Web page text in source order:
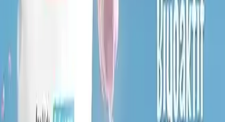
Ürün, yüksek bir müşteri memnuniyeti oranıyla dikkat çeker. 4.7
puanlık değerlendirmesi, kullanıcıların büyük çoğunluğunun ürünü
olumlu bulduğunu gösterir. Kullanıcılar, özellikle ürünün
çocuklar
ve diş temizliği üzerindeki etkisi
konusunda memnuniyetlerini dile getirir.
Bazı kullanıcılar, ürünün diş etlerine nazik olması ve tahrişi önlemesi
sayesinde, hassas çocukların bile güvenle kullanabildiğini belirtir.
Ayrıca, pratik kullanımı ve 50 ml’lik ambalajı sayesinde,
seyahatlerde veya günlük rutinlerde kolayca taşınabilir olmasını
Sonuç: Sağlıklı ve Lezzetli Bir Alternatif